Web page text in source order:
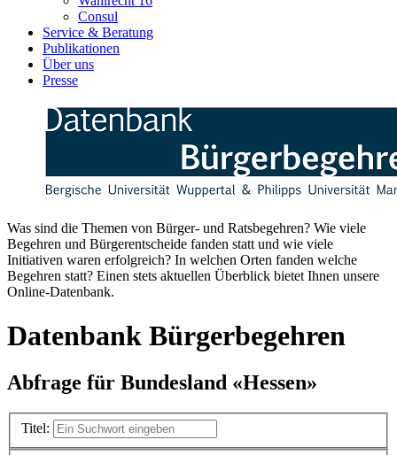
Consul
Service & Beratung
Publikationen
Über uns
Presse
Was sind die Themen von Bürger- und Ratsbegehren? Wie viele
Begehren und Bürgerentscheide fanden statt und wie viele
Initiativen waren erfolgreich? In welchen Orten fanden welche
Begehren statt? Einen stets aktuellen Überblick bietet Ihnen unsere
Online-Datenbank.
Datenbank Bürgerbegehren
Abfrage für Bundesland «Hessen»
Titel: